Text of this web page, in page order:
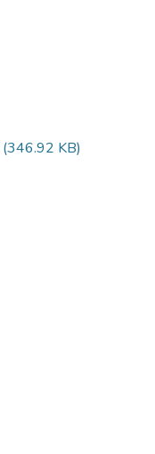
(346.92 KB)